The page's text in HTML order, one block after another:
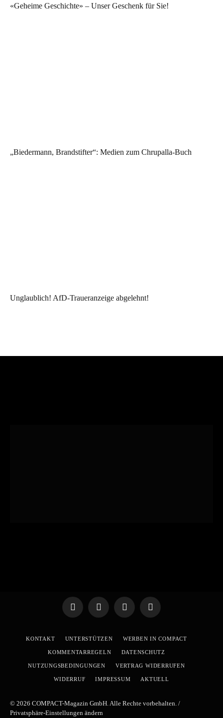
«Geheime Geschichte» – Unser Geschenk für Sie!
„Biedermann, Brandstifter“: Medien zum Chrupalla-Buch
Unglaublich! AfD-Traueranzeige abgelehnt!
TelegramWhatsApp
X
YouTube
KONTAKT UNTERSTÜTZEN WERBEN IN COMPACT
KOMMENTARREGELN DATENSCHUTZ
NUTZUNGSBEDINGUNGEN VERTRAG WIDERRUFEN
WIDERRUF IMPRESSUM AKTUELL
© 2026 COMPACT-Magazin GmbH. Alle Rechte vorbehalten. /
Privatsphäre-Einstellungen ändern